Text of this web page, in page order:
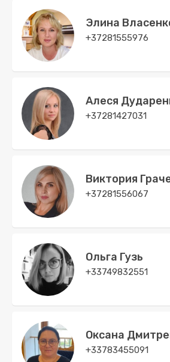
Элина
+37281555976
Алеся
+37281427031
Виктория
+37281556067
Ольга Гузь
+33749832551
Оксана
+33783455091